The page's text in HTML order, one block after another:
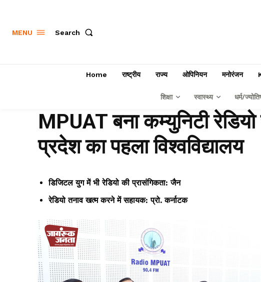
MENU Search
Home राष्ट्रीय राज्य ओपिनियन मनोरंजन
शिक्षा स्वास्थ्य धर्म/
MPUAT बना कम्युनिटी
प्रदेश का पहला विश्वविद्यालय
डिजिटल युग में भी रेडियो की प्रासंगिकता: जैन
रेडियो तनाव खत्म करने में सहायक: प्रो. कर्नाटक